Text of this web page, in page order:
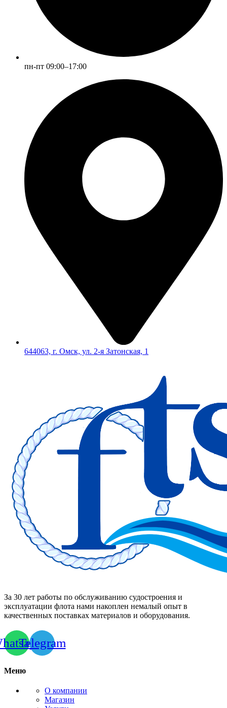
пн-пт 09:00–17:00
644063, г. Омск, ул. 2-я Затонская, 1
За 30 лет работы по обслуживанию судостроения и
эксплуатации флота нами накоплен немалый опыт в
качественных поставках материалов и оборудования.
Telegram
Меню
О компании
Магазин